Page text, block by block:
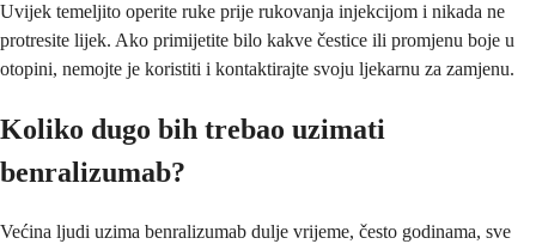
Uvijek temeljito operite ruke prije rukovanja injekcijom i nikada ne
protresite lijek. Ako primijetite bilo kakve čestice ili promjenu boje u
otopini, nemojte je koristiti i kontaktirajte svoju ljekarnu za zamjenu.
Koliko dugo bih trebao uzimati
benralizumab?
Većina ljudi uzima benralizumab dulje vrijeme, često godinama, sve